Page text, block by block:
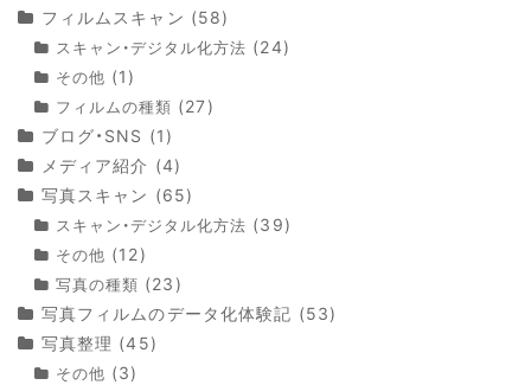
フィルムスキャン (58)
スキャン・デジタル化方法 (24)
その他 (1)
フィルムの種類 (27)
ブログ・SNS (1)
メディア紹介 (4)
写真スキャン (65)
スキャン・デジタル化方法 (39)
その他 (12)
写真の種類 (23)
写真フィルムのデータ化体験記 (53)
写真整理 (45)
その他 (3)